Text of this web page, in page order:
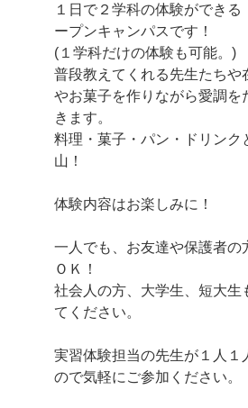
１日で２学科の体験ができ
ープンキャンパスです！
(１学科だけの体験も可能。)
普段教えてくれる先生たちや
やお菓子を作りながら愛調を
きます。
料理・菓子・パン・ドリンク
山！
体験内容はお楽しみに！
一人でも、お友達や保護者の
ＯＫ！
社会人の方、大学生、短大生
てください。
実習体験担当の先生が１人１
ので気軽にご参加ください。